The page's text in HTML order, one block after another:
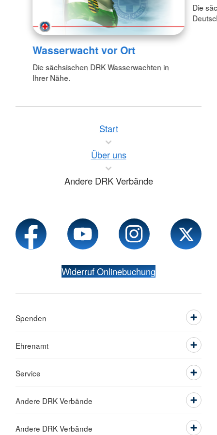
Wasserwacht vor Ort
Die sächsischen DRK Wasserwachten in
Ihrer Nähe.
Die
Start
Über uns
Andere DRK Verbände
Widerruf Onlinebuchung
Spenden
Ehrenamt
Service
Andere DRK Verbände
Andere DRK Verbände